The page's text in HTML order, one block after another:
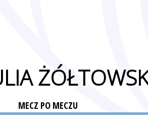
MECZ PO MECZU